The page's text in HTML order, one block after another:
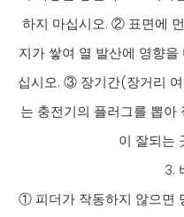
하지 마십시오. ② 표면에
지가 쌓여 열 발산에 영향
십시오. ③ 장기간(장거리
는 충전기의 플러그를 뽑아
이 잘되는
3.
① 피더가 작동하지 않으면